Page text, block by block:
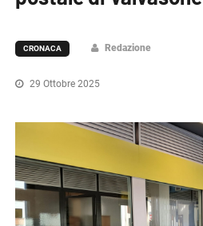
CRONACA Redazione
29 Ottobre 2025